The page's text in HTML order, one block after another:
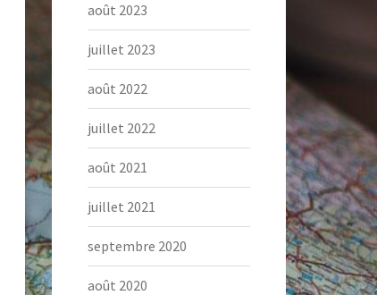
août 2023
juillet 2023
août 2022
juillet 2022
août 2021
juillet 2021
septembre 2020
août 2020